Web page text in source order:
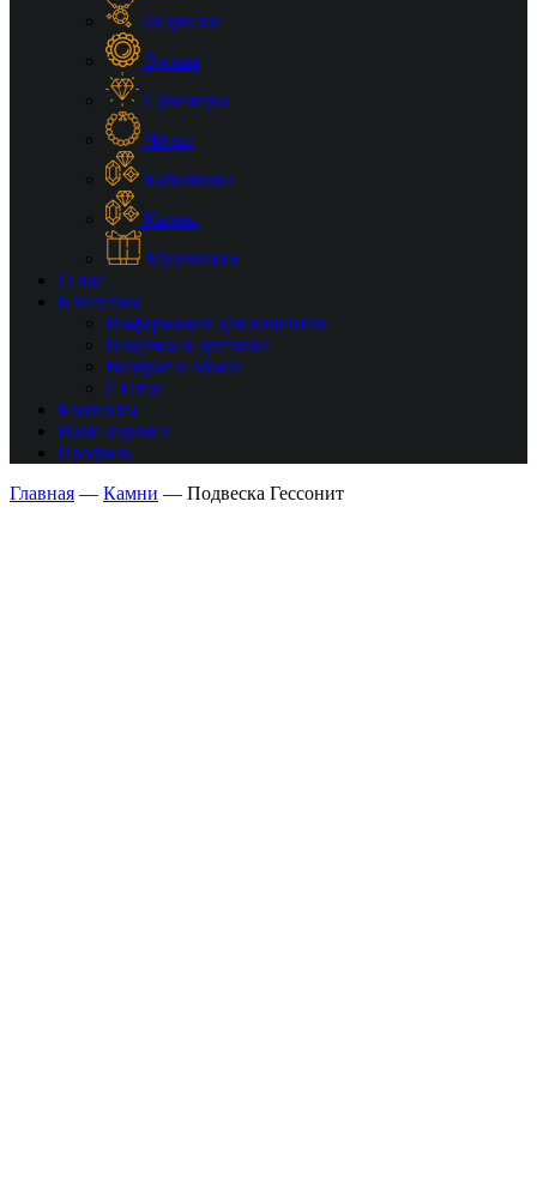
Подвески
Броши
Сувениры
Чётки
Кабошоны
Камни
Мужчинам
О нас
Клиентам
Информация для клиентов
Покупка и доставка
Возврат и обмен
Статьи
Контакты
Ваша корзина
Профиль
Главная — Камни — Подвеска Гессонит